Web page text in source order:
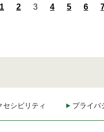
1 2 3 4 5 6
セシビリティ プライバ